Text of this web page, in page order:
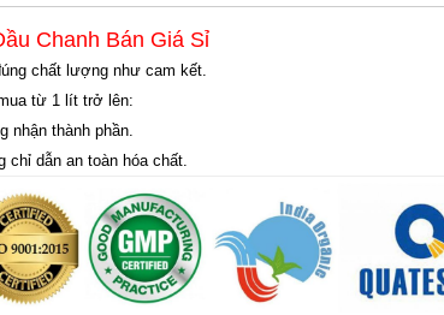
Chanh Bán Giá Sỉ
chất lượng như cam kết.
từ 1 lít trở lên:
nhận thành phần.
chỉ dẫn an toàn hóa chất.